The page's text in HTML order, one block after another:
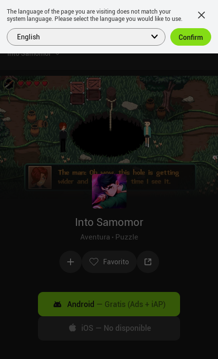
Into Samomor
Into Samomor
Aventura Puzzle
Favorito
Android — Gratis (Ads + iAP)
iOS — No disponible
The language of the page you are visiting does not match your
system language. Please select the language you would like to use.
English Confirm